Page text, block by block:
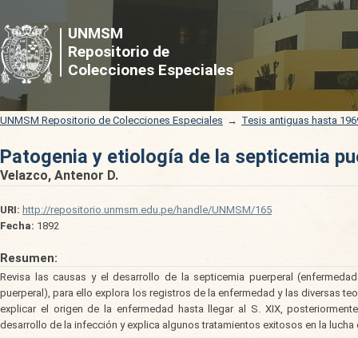
UNMSM
Repositorio de
Colecciones Especiales
Patogenia y etiología de la septicemia
UNMSM Repositorio de Colecciones Especiales → Tesis antiguas hasta
Patogenia y etiología de la septicemia
Velazco, Antenor D.
URI: http://repositorio.unmsm.edu.pe/handle/UNMSM/165
Fecha: 1892
Resumen:
Revisa las causas y el desarrollo de la septicemia puerperal
puerperal), para ello explora los registros de la enfermedad y las diversas
explicar el origen de la enfermedad hasta llegar al S. XIX,
desarrollo de la infección y explica algunos tratamientos exitosos en la lucha